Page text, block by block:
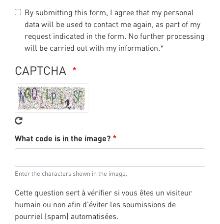
By submitting this form, I agree that my personal
data will be used to contact me again, as part of my
request indicated in the form. No further processing
will be carried out with my information.*
CAPTCHA
What code is in the image?
Enter the characters shown in the image.
Cette question sert à vérifier si vous êtes un visiteur
humain ou non afin d'éviter les soumissions de
pourriel (spam) automatisées.